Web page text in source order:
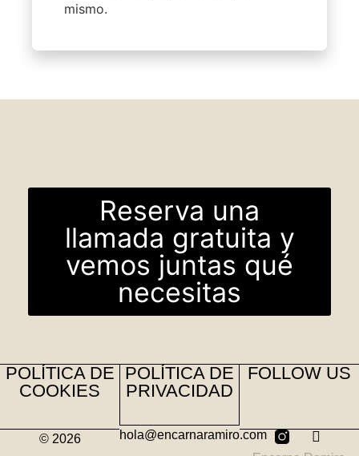
mismo.
Reserva una
llamada gratuita y
vemos juntas qué
necesitas
POLÍTICA DE
COOKIES
© 2026
POLÍTICA DE
PRIVACIDAD
hola@encarnaramiro.com
FOLLOW US